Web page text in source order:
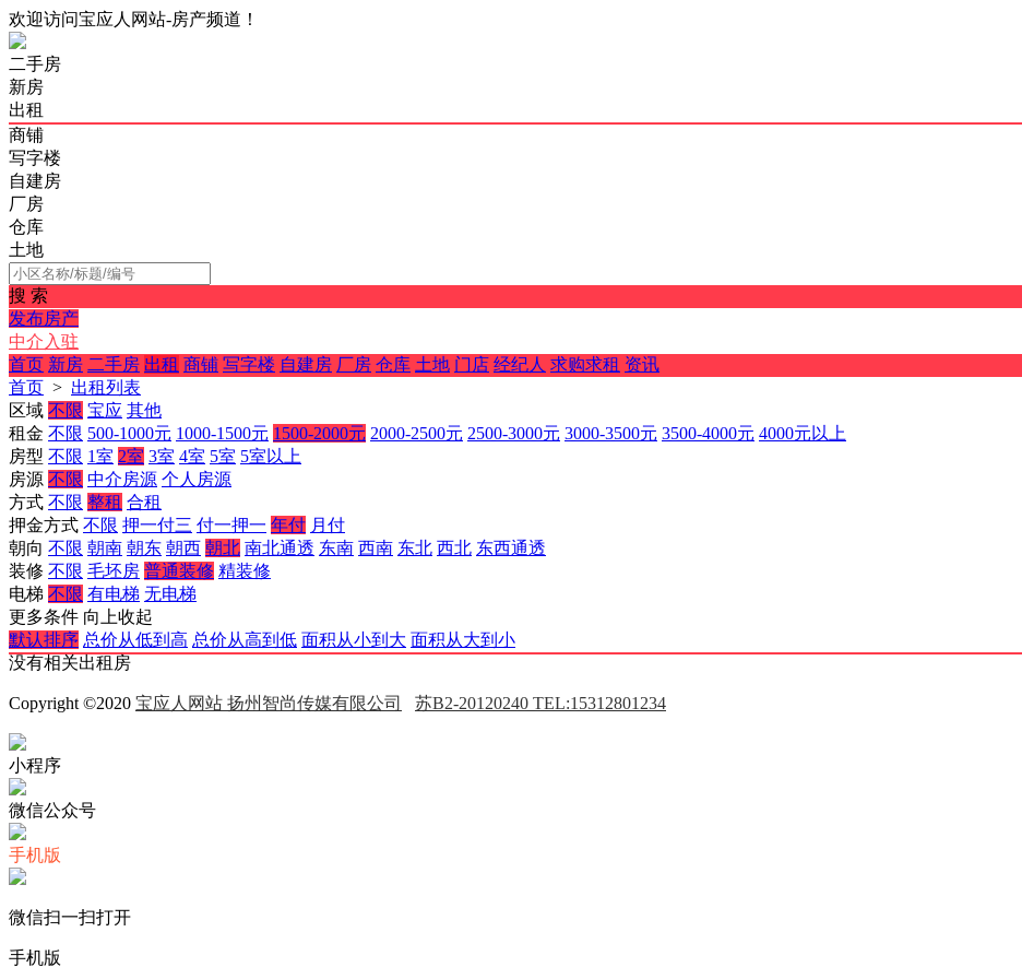
欢迎访问宝应人网站-房产频道！
二手房
新房
出租
商铺
写字楼
自建房
厂房
仓库
土地
搜 索
发布房产
中介入驻
首页 新房 二手房 出租 商铺 写字楼 自建房 厂房 仓库 土地 门店 经纪人 求购求租 资讯
首页 > 出租列表
区域 不限 宝应 其他
租金 不限 500-1000元 1000-1500元 1500-2000元 2000-2500元 2500-3000元 3000-3500元 3500-4000元 4000元以上
房型 不限 1室 2室 3室 4室 5室 5室以上
房源 不限 中介房源 个人房源
方式 不限 整租 合租
押金方式 不限 押一付三 付一押一 年付 月付
朝向 不限 朝南 朝东 朝西 朝北 南北通透 东南 西南 东北 西北 东西通透
装修 不限 毛坯房 普通装修 精装修
电梯 不限 有电梯 无电梯
更多条件 向上收起
默认排序 总价从低到高 总价从高到低 面积从小到大 面积从大到小
没有相关出租房
Copyright ©2020 宝应人网站 扬州智尚传媒有限公司 苏B2-20120240 TEL:15312801234
小程序
微信公众号
手机版
微信扫一扫打开
手机版